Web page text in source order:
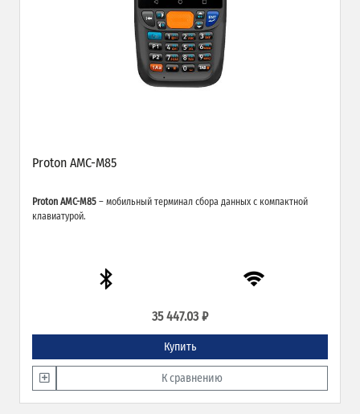
Proton AMC-M85
Proton AMC-M85 – мобильный терминал сбора данных с компактной
клавиатурой.
35 447.03 ₽
Купить
К сравнению